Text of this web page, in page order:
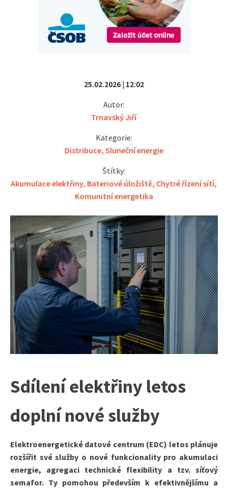
25.02.2026 | 12:02
Autor:
Trnavský Jiří
Kategorie:
Distribuce, Sluneční energie
Štítky:
Akumulace elektřiny, Bateriové úložiště, Chytré řízení sítí,
Komunitní energetika
Sdílení elektřiny letos
doplní nové služby
Elektroenergetické datové centrum (EDC) letos plánuje
rozšířit své služby o nové funkcionality pro akumulaci
energie, agregaci technické flexibility a tzv. síťový
semafor. Ty pomohou především k efektivnějšímu a